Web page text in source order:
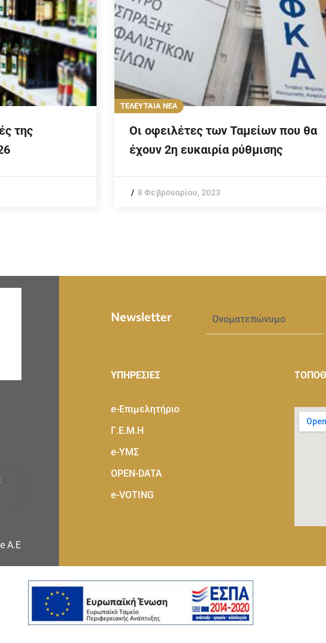
της
ΤΕΛΕΥΤΑΙΑ ΝΕΑ
Οι οφειλέτες των Ταμείων που θα
έχουν 2η ευκαιρία ρύθμισης
8 Φεβρουαρίου, 2023
A.E
Newsletter
ΥΠΗΡΕΣΙΕΣ
e-Eπιμελητήριο
Γ.Ε.Μ.Η
e-ΥΜΣ
OPEN-DATA
e-VOTING